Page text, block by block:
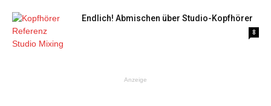
Endlich! Abmischen über Studio-Kopfhörer
8
Anzeige